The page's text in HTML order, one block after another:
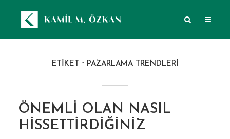
ETIKET PAZARLAMA TRENDLERI
ÖNEMLI OLAN NASIL
HISSETTIRDIĞINIZ